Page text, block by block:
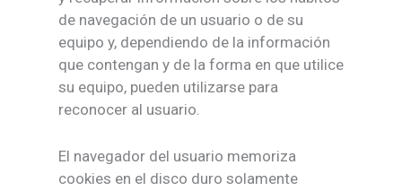
de navegación de un usuario o de su
equipo y, dependiendo de la información
que contengan y de la forma en que utilice
su equipo, pueden utilizarse para
reconocer al usuario.
El navegador del usuario memoriza
cookies en el disco duro solamente